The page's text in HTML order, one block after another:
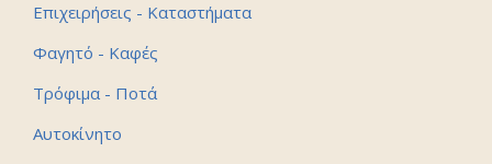
Επιχειρήσεις - Καταστήματα
Φαγητό - Καφές
Τρόφιμα - Ποτά
Αυτοκίνητο